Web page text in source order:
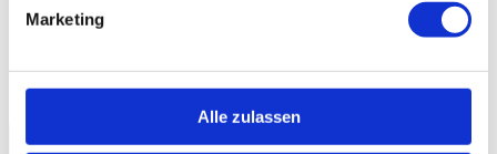
Marketing
Alle zulassen
Presse
Messen & Veranstaltungen
Karriere
Kontakt